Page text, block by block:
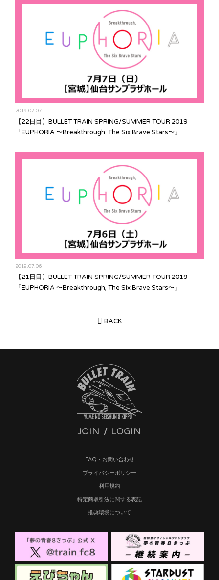
2019.07.07
【22日目】BULLET TRAIN SPRING/SUMMER TOUR 2019
「EUPHORIA 〜Breakthrough, The Six Brave Stars〜」
2019.07.06
【21日目】BULLET TRAIN SPRING/SUMMER TOUR 2019
「EUPHORIA 〜Breakthrough, The Six Brave Stars〜」
BACK
JOIN LOGIN
FAQ・お問い合わせ
プライバシーポリシー
利用規約
特定商取引法に関する表記
推奨環境について